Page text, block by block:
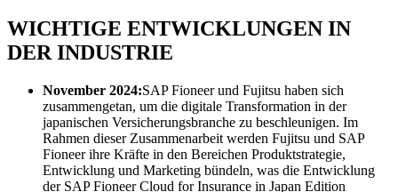
WICHTIGE ENTWICKLUNGEN IN
DER INDUSTRIE
November 2024:SAP Fioneer und Fujitsu haben sich
zusammengetan, um die digitale Transformation in der
japanischen Versicherungsbranche zu beschleunigen. Im
Rahmen dieser Zusammenarbeit werden Fujitsu und SAP
Fioneer ihre Kräfte in den Bereichen Produktstrategie,
Entwicklung und Marketing bündeln, was die Entwicklung
der SAP Fioneer Cloud for Insurance in Japan Edition